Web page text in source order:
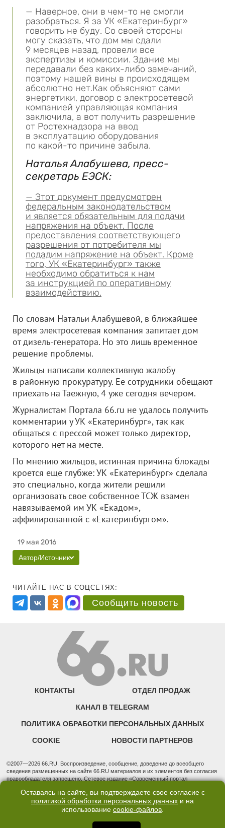
— Наверное, они в чем-то не смогли
разобраться. Я за УК «Екатеринбург»
говорить не буду. Со своей стороны
могу сказать, что дом мы сдали
9 месяцев назад, провели все
экспертизы и комиссии. Здание мы
передавали без каких-либо замечаний,
поэтому нашей вины в происходящем
абсолютно нет.Как объясняют сами
энергетики, договор с электросетевой
компанией управляющая компания
заключила, а вот получить разрешение
от Ростехнадзора на ввод
в эксплуатацию оборудования
по какой-то причине забыла.
Наталья Алабушева, пресс-
секретарь ЕЭСК:
— Этот документ предусмотрен
федеральным законодательством
и является обязательным для подачи
напряжения на объект. После
предоставления соответствующего
разрешения от потребителя мы
подадим напряжение на объект. Кроме
того, УК «Екатеринбург» также
необходимо обратиться к нам
за инструкцией по оперативному
взаимодействию.
По словам Натальи Алабушевой, в ближайшее
время электросетевая компания запитает дом
от дизель-генератора. Но это лишь временное
решение проблемы.
Жильцы написали коллективную жалобу
в районную прокуратуру. Ее сотрудники обещают
приехать на Таежную, 4 уже сегодня вечером.
Журналистам Портала 66.ru не удалось получить
комментарии у УК «Екатеринбург», так как
общаться с прессой может только директор,
которого нет на месте.
По мнению жильцов, истинная причина блокады
кроется еще глубже: УК «Екатеринбург» сделала
это специально, когда жители решили
организовать свое собственное ТСЖ взамен
навязываемой им УК «Екадом»,
аффилированной с «Екатеринбургом».
19 мая 2016
Автор/Источник
ЧИТАЙТЕ НАС В СОЦСЕТЯХ:
Сообщить новость
КОНТАКТЫ ОТДЕЛ ПРОДАЖ
КАНАЛ В TELEGRAM
ПОЛИТИКА ОБРАБОТКИ ПЕРСОНАЛЬНЫХ ДАННЫХ
COOKIE НОВОСТИ ПАРТНЕРОВ
©2007—2026 66.RU. Воспроизведение, сообщение, доведение до всеобщего
сведения размещенных на сайте 66.RU материалов и их элементов без согласия
правообладателя запрещено. Сетевое издание «Современный портал
надзору в сфере связи, информационных технологий и массовых коммуникаций
(Роскомнадзор). Регистрационный номер ЭЛ № ФС 77 - 76634 от 02.09.2019
Учредитель: Общество с ограниченной ответственностью "66.ру". Юридический
3, оф. 7015 Фактический адрес редакции и отдела продаж: 620014, Свердловская
Оставаясь на сайте, вы подтверждаете свое согласие с
политикой обработки персональных данных и на
использование cookie-файлов.